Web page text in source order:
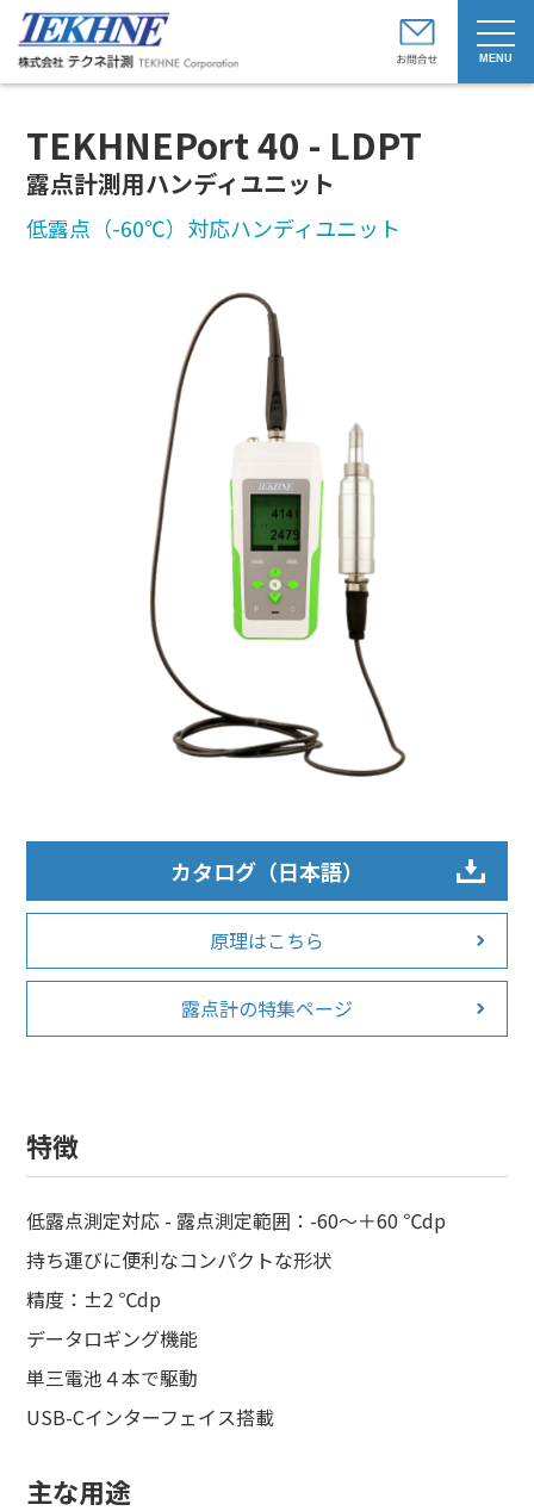
t
o
g
g
TEKHNEPort 40 - LDPT
露点計測用ハンディユニット
低露点（-60℃）対応ハンディユニット
カタログ（日本語）
原理はこちら
露点計の特集ページ
特徴
低露点測定対応 - 露点測定範囲：-60～＋60 ℃dp
持ち運びに便利なコンパクトな形状
精度：±2 ℃dp
データロギング機能
単三電池４本で駆動
USB-Cインターフェイス搭載
主な用途